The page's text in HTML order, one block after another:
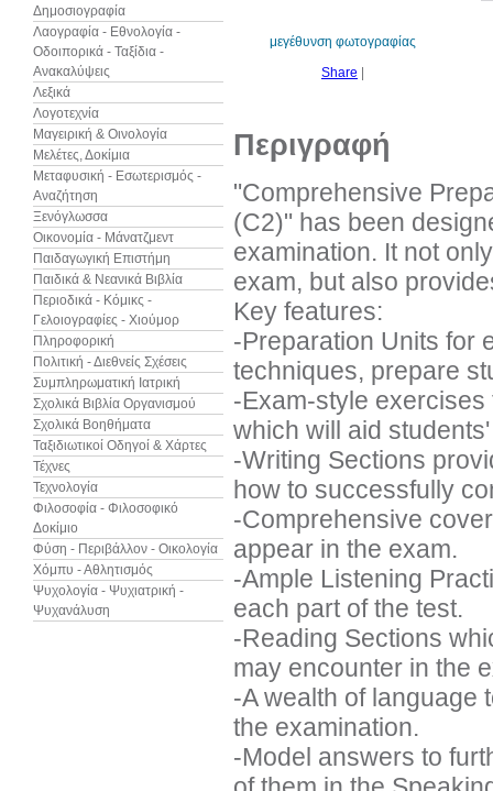
Δημοσιογραφία
Λαογραφία - Εθνολογία -
Οδοιπορικά - Ταξίδια -
Ανακαλύψεις
Λεξικά
Λογοτεχνία
Μαγειρική & Οινολογία
Μελέτες, Δοκίμια
Μεταφυσική - Εσωτερισμός -
Αναζήτηση
Ξενόγλωσσα
Οικονομία - Μάνατζμεντ
Παιδαγωγική Επιστήμη
Παιδικά & Νεανικά Βιβλία
Περιοδικά - Κόμικς -
Γελοιογραφίες - Χιούμορ
Πληροφορική
Πολιτική - Διεθνείς Σχέσεις
Συμπληρωματική Ιατρική
Σχολικά Βιβλία Οργανισμού
Σχολικά Βοηθήματα
Ταξιδιωτικοί Οδηγοί & Χάρτες
Τέχνες
Τεχνολογία
Φιλοσοφία - Φιλοσοφικό
Δοκίμιο
Φύση - Περιβάλλον - Οικολογία
Χόμπυ - Αθλητισμός
Ψυχολογία - Ψυχιατρική -
Ψυχανάλυση
μεγέθυνση φωτογραφίας
Share
Περιγραφή
"Comprehensive
(C2)" has been
examination. It not
exam, but also
Key features:
-Preparation Units for
techniques, prepare
-Exam-style
which will aid
-Writing Sections
how to successfully
-Comprehensive
appear in the exam.
-Ample Listening
each part of the test.
-Reading Sections
may encounter in the
-A wealth of language
the examination.
-Model answers to